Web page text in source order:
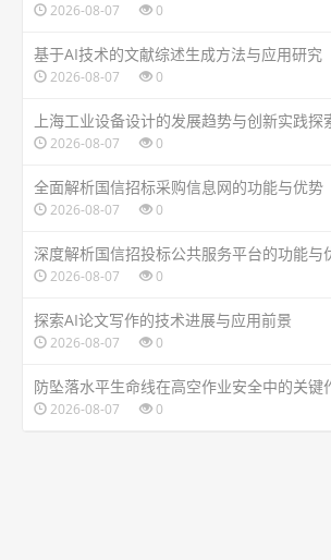
2026-08-07 0
基于AI技术的文献综述生成方法与应用研究
2026-08-07 0
上海工业设备设计的发展趋势与创新实践探
2026-08-07 0
全面解析国信招标采购信息网的功能与优势
2026-08-07 0
深度解析国信招投标公共服务平台的功能与
2026-08-07 0
探索AI论文写作的技术进展与应用前景
2026-08-07 0
防坠落水平生命线在高空作业安全中的关键
2026-08-07 0